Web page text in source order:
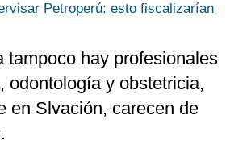
Petroperú: esto fiscalizarían
tampoco hay profesionales
odontología y obstetricia,
en Slvación, carecen de